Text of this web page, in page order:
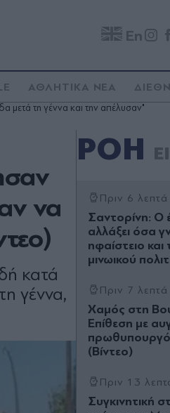
En
ΑΘΛΗΤΙΚΑ ΝΕΑ
μετά τη γέννα και την απέλυσαν"
να
κατά
γέννα,
ΡΟΗ
Πριν 6 λεπτά
Σαντορίνη: Ο
αλλάξει όσα
ηφαίστειο
μινωικού
Πριν 7 λεπτά
Χαμός στη
Επίθεση με
πρωθυπουργό
(Βίντεο)
Πριν 13
Συγκινητική